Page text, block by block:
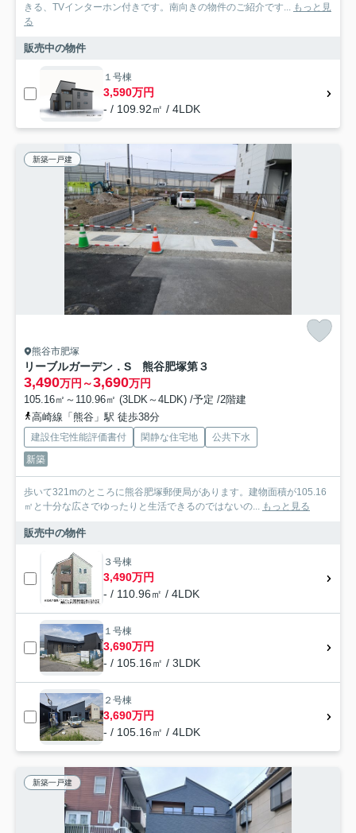
きる、TVインターホン付きです。南向きの物件のご紹介です... もっと見
る
販売中の物件
１号棟
3,590万円
- / 109.92㎡ / 4LDK
新築一戸建
熊谷市肥塚
リーブルガーデン．S 熊谷肥塚第３
3,490万円～3,690万円
105.16㎡～110.96㎡ (3LDK～4LDK) /予定 /2階建
高崎線「熊谷」駅 徒歩38分
建設住宅性能評価書付 閑静な住宅地
公共下水
新築
歩いて321mのところに熊谷肥塚郵便局があります。建物面積が105.16
㎡と十分な広さでゆったりと生活できるのではないの... もっと見る
販売中の物件
３号棟
3,490万円
- / 110.96㎡ / 4LDK
１号棟
3,690万円
- / 105.16㎡ / 3LDK
２号棟
3,690万円
- / 105.16㎡ / 4LDK
新築一戸建